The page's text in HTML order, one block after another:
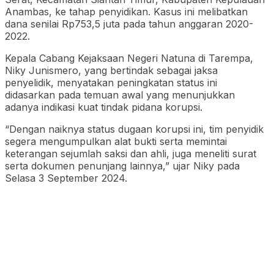
Anambas, ke tahap penyidikan. Kasus ini melibatkan
dana senilai Rp753,5 juta pada tahun anggaran 2020-
2022.
Kepala Cabang Kejaksaan Negeri Natuna di Tarempa,
Niky Junismero, yang bertindak sebagai jaksa
penyelidik, menyatakan peningkatan status ini
didasarkan pada temuan awal yang menunjukkan
adanya indikasi kuat tindak pidana korupsi.
“Dengan naiknya status dugaan korupsi ini, tim penyidik
segera mengumpulkan alat bukti serta memintai
keterangan sejumlah saksi dan ahli, juga meneliti surat
serta dokumen penunjang lainnya,” ujar Niky pada
Selasa 3 September 2024.